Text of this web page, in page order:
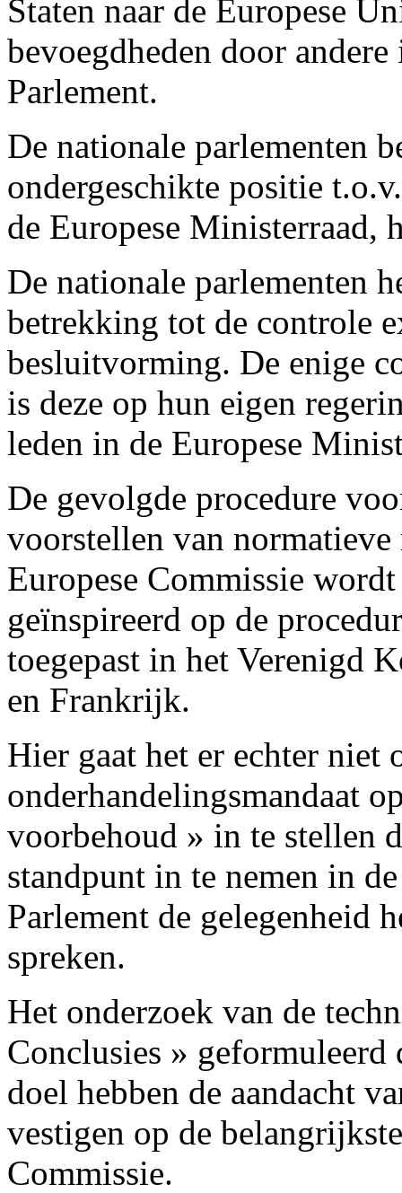
Staten naar de Europese
bevoegdheden door
Parlement.
De nationale parlementen
ondergeschikte positie
de Europese Ministerraad,
De nationale parlementen
betrekking tot de controle
besluitvorming. De enige
is deze op hun eigen
leden in de Europese
De gevolgde procedure
voorstellen van
Europese Commissie
geïnspireerd op de
toegepast in het Verenigd
en Frankrijk.
Hier gaat het er echter niet
onderhandelingsmandaat
voorbehoud » in te stellen
standpunt in te nemen in
Parlement de gelegenheid
spreken.
Het onderzoek van de
Conclusies »
doel hebben de aandacht
vestigen op de
Commissie.